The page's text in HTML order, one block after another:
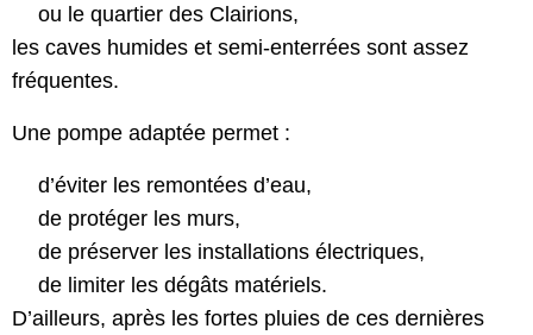
ou le quartier des Clairions,
les caves humides et semi-enterrées sont assez
fréquentes.
Une pompe adaptée permet :
d’éviter les remontées d’eau,
de protéger les murs,
de préserver les installations électriques,
de limiter les dégâts matériels.
D’ailleurs, après les fortes pluies de ces dernières